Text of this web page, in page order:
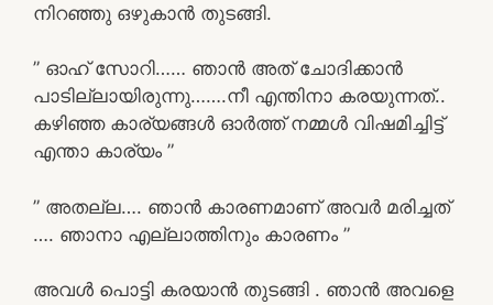
നിറഞ്ഞു ഒഴുകാൻ തുടങ്ങി.
” ഓഹ് സോറി…… ഞാൻ അത്‌ ചോദിക്കാൻ
പാടില്ലായിരുന്നു…….നീ എന്തിനാ കരയുന്നത്..
കഴിഞ്ഞ കാര്യങ്ങൾ ഓർത്ത് നമ്മൾ വിഷമിച്ചിട്ട്
എന്താ കാര്യം ”
” അതല്ല…. ഞാൻ കാരണമാണ് അവർ മരിച്ചത്
…. ഞാനാ എല്ലാത്തിനും കാരണം ”
അവൾ പൊട്ടി കരയാൻ തുടങ്ങി . ഞാൻ അവളെ